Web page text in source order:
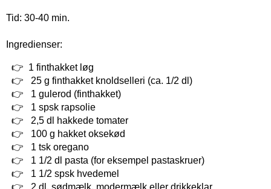
Tid: 30-40 min.
Ingredienser:
1 finthakket løg
25 g finthakket knoldselleri (ca. 1/2 dl)
1 gulerod (finthakket)
1 spsk rapsolie
2,5 dl hakkede tomater
100 g hakket oksekød
1 tsk oregano
1 1/2 dl pasta (for eksempel pastaskruer)
1 1/2 spsk hvedemel
2 dl. sødmælk, modermælk eller drikkeklar